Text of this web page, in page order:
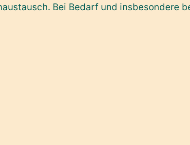
Bei Bedarf und insbesondere